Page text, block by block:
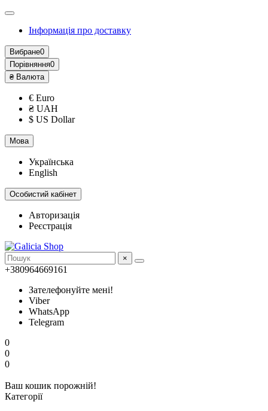
Інформація про доставку
Вибране0
Порівняння0
₴ Валюта
€ Euro
₴ UAH
$ US Dollar
Мова
Українська
English
Особистий кабінет
Авторизація
Реєстрація
×
+380964669161
Зателефонуйте мені!
Viber
WhatsApp
Telegram
0
0
0
Ваш кошик порожній!
Категорії